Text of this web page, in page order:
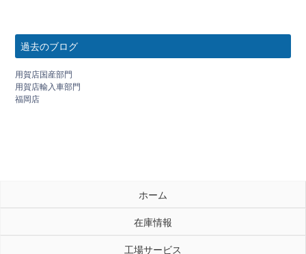
過去のブログ
用賀店国産部門
用賀店輸入車部門
福岡店
ホーム
在庫情報
工場サービス